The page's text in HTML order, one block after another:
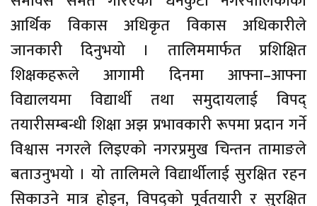
आर्थिक विकास अधिकृत विकास अधिकारीले
जानकारी दिनुभयो । तालिममार्फत प्रशिक्षित
शिक्षकहरूले आगामी दिनमा आफ्ना–आफ्ना
विद्यालयमा विद्यार्थी तथा समुदायलाई विपद्
तयारीसम्बन्धी शिक्षा अझ प्रभावकारी रूपमा प्रदान गर्ने
विश्वास नगरले लिइएको नगरप्रमुख चिन्तन तामाङले
बताउनुभयो । यो तालिमले विद्यार्थीलाई सुरक्षित रहन
सिकाउने मात्र होइन, विपद्को पूर्वतयारी र सुरक्षित